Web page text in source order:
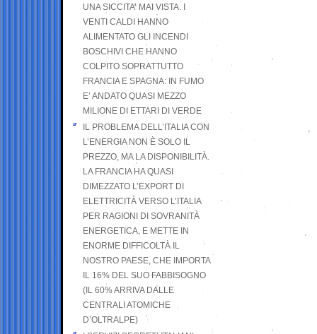
UNA SICCITA’ MAI VISTA. I
VENTI CALDI HANNO
ALIMENTATO GLI INCENDI
BOSCHIVI CHE HANNO
COLPITO SOPRATTUTTO
FRANCIA E SPAGNA: IN FUMO
E’ ANDATO QUASI MEZZO
MILIONE DI ETTARI DI VERDE
IL PROBLEMA DELL’ITALIA CON
L’ENERGIA NON È SOLO IL
PREZZO, MA LA DISPONIBILITÀ.
LA FRANCIA HA QUASI
DIMEZZATO L’EXPORT DI
ELETTRICITÀ VERSO L’ITALIA
PER RAGIONI DI SOVRANITÀ
ENERGETICA, E METTE IN
ENORME DIFFICOLTÀ IL
NOSTRO PAESE, CHE IMPORTA
IL 16% DEL SUO FABBISOGNO
(IL 60% ARRIVA DALLE
CENTRALI ATOMICHE
D’OLTRALPE)